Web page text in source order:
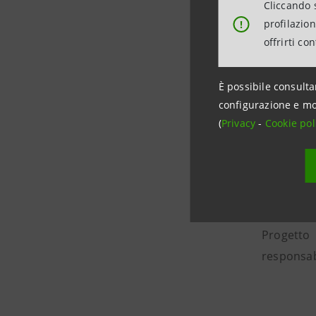
!
Cliccando
offrirti
È possibile
configurazione e
(Privacy- Cookie
al
Napoli; a
progetti
alla
delle